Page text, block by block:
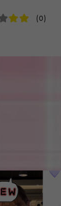
(0)